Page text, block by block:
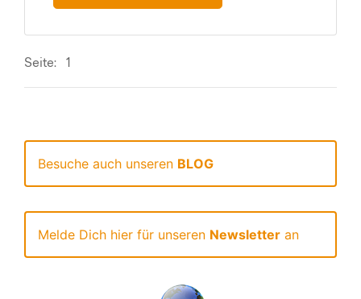
Seite: 1
Besuche auch unseren BLOG
Melde Dich hier für unseren Newsletter an